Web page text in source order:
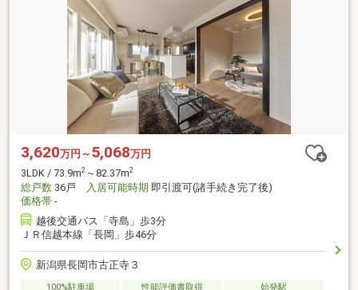
3,620万円～ 5,068万円
3LDK / 73.9m2 ～82.37m2
総戸数 36戸 入居可能時期 即引渡可(諸手続き完了後)
価格帯 -
越後交通バス「寺島」歩3分
ＪＲ信越本線「長岡」歩46分
新潟県長岡市古正寺３
100%駐車場 性能評価書取得 始発駅